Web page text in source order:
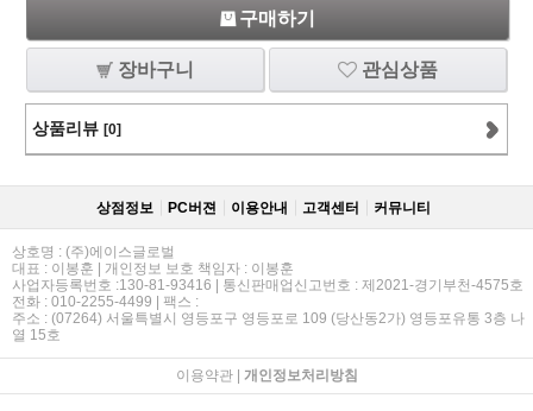
구매하기
장바구니 관심상품
상품리뷰 [0]
상점정보 PC버젼 이용안내 고객센터 커뮤니티
상호명 : (주)에이스글로벌
대표 : 이봉훈 | 개인정보 보호 책임자 : 이봉훈
사업자등록번호 :130-81-93416 | 통신판매업신고번호 : 제2021-경기부천-4575호
전화 : 010-2255-4499 | 팩스 :
주소 : (07264) 서울특별시 영등포구 영등포로 109 (당산동2가) 영등포유통 3층 나
열 15호
이용약관| 개인정보처리방침